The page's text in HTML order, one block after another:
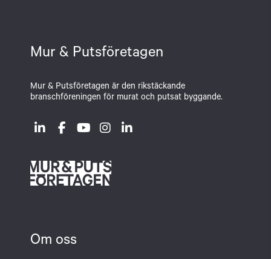
Mur & Putsföretagen
Mur & Putsföretagen är den rikstäckande
branschföreningen för murat och putsat byggande.
Om oss